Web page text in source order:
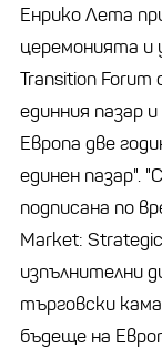
Енрико Лета
церемонията и
Transition Forum
единния пазар
Европа две
единен пазар".
подписана по
Market:
изпълнителни
търговски
бъдеще на